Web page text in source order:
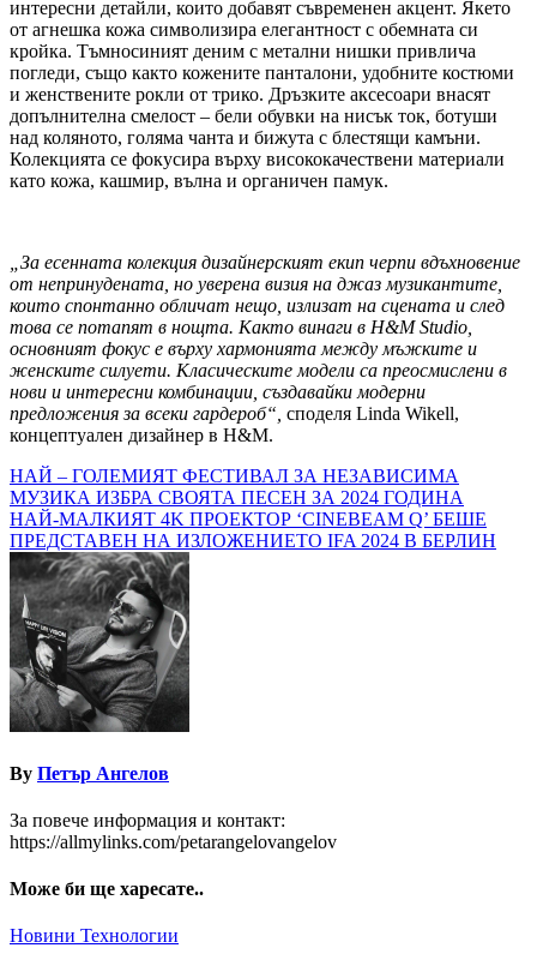
интересни детайли, които добавят съвременен акцент. Якето
от агнешка кожа символизира елегантност с обемната си
кройка. Тъмносиният деним с метални нишки привлича
погледи, също както кожените панталони, удобните костюми
и женствените рокли от трико. Дръзките аксесоари внасят
допълнителна смелост – бели обувки на нисък ток, ботуши
над коляното, голяма чанта и бижута с блестящи камъни.
Колекцията се фокусира върху висококачествени материали
като кожа, кашмир, вълна и органичен памук.
„За есенната колекция дизайнерският екип черпи вдъхновение
от непринудената, но уверена визия на джаз музикантите,
които спонтанно обличат нещо, излизат на сцената и след
това се потапят в нощта. Както винаги в H&M Studio,
основният фокус е върху хармонията между мъжките и
женските силуети. Класическите модели са преосмислени в
нови и интересни комбинации, създавайки модерни
предложения за всеки гардероб“, споделя Linda Wikell,
концептуален дизайнер в H&M.
Навигация
НАЙ – ГОЛЕМИЯТ ФЕСТИВАЛ ЗА НЕЗАВИСИМА
МУЗИКА ИЗБРА СВОЯТА ПЕСЕН ЗА 2024 ГОДИНА
НАЙ-МАЛКИЯТ 4K ПРОЕКТОР ‘CINEBEAM Q’ БЕШЕ
ПРЕДСТАВЕН НА ИЗЛОЖЕНИЕТО IFA 2024 В БЕРЛИН
By Петър Ангелов
За повече информация и контакт:
https://allmylinks.com/petarangelovangelov
Може би ще харесате..
Новини Технологии